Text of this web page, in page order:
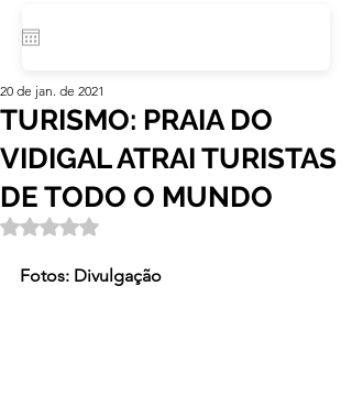
TURISMO: PRAIA DO
VIDIGAL ATRAI TURISTAS
DE TODO O MUNDO
20 de jan. de 2021
Avaliado com NaN de 5 estrelas.
Fotos: Divulgação